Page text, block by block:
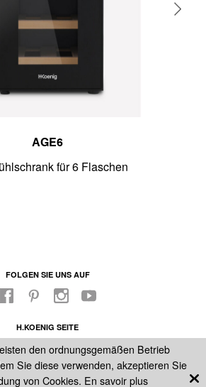
AGE6
für 6 Flaschen
FOLGEN SIE UNS AUF
H.KOENIG SEITE
UNSER KUNDENDIENST
den ordnungsgemäßen Betrieb
Sie diese verwenden, akzeptieren Sie
von Cookies. En savoir plus